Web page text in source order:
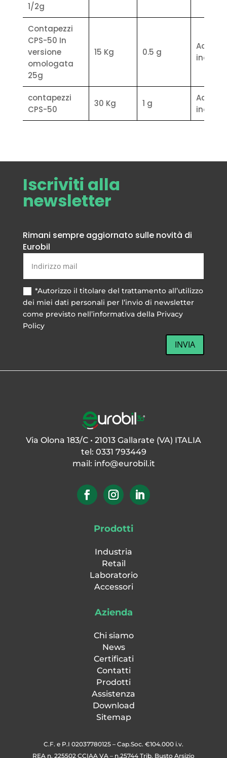
campionatura a numero variabile
(anche da seriale)
• Campionatura tramite lettura del
peso da bilancia analitica seriale
• Impostazione manuale del peso
medio unitario (anche da seriale)
• Personalizzazione dell’intestazione
scontrino
(5 righe)
• Selezione del tipo di stampa
(singola o cumulativa)
1/2g
Contapezzi
CPS-50 In
versione
omologata
25g
15 Kg 0.5 g
Acciaio
inox
contapezzi
CPS-50
30 Kg 1 g
Acciaio
inox
Iscriviti alla
newsletter
Rimani sempre aggiornato sulle novità di
Eurobil
*Autorizzo il titolare del trattamento all’utilizzo
dei miei dati personali per l’invio di newsletter
come previsto nell’informativa della Privacy
Policy
INVIA
Via Olona 183/C • 21013 Gallarate (VA) ITALIA
tel: 0331 793449
mail: info@eurobil.it
Prodotti
Industria
Retail
Laboratorio
Accessori
Azienda
Chi siamo
News
Certificati
Contatti
Prodotti
Assistenza
Download
Sitemap
C.F. e P.I 02037780125 – Cap.Soc. €104.000 i.v.
REA n. 225502 CCIAA VA – n.25744 Trib. Busto Arsizio